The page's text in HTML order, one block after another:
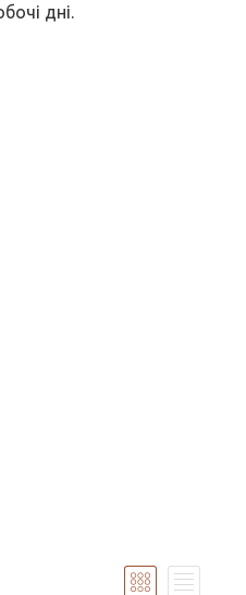
дні.